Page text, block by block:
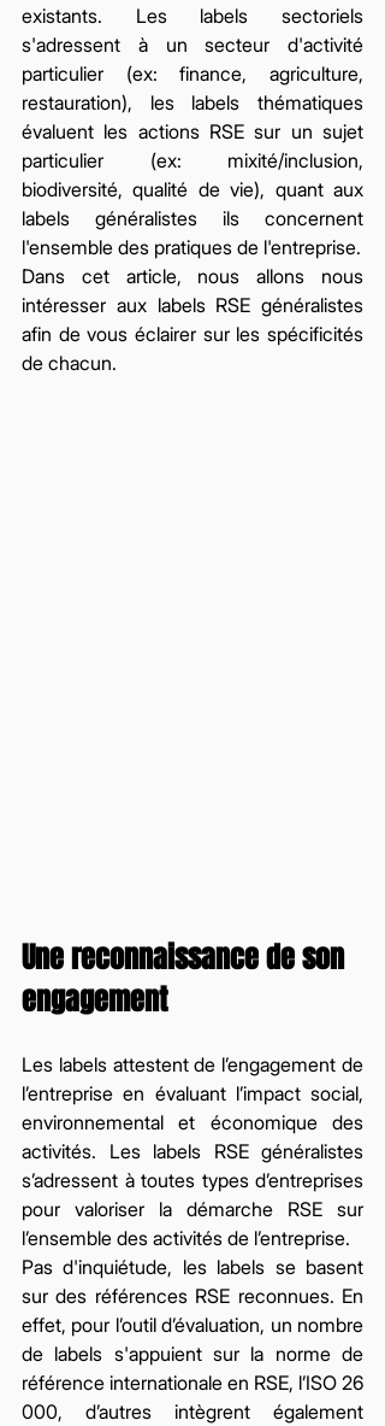
existants. Les labels sectoriels
s'adressent à un secteur d'activité
particulier (ex: finance, agriculture,
restauration), les labels thématiques
évaluent les actions RSE sur un sujet
particulier (ex: mixité/inclusion,
biodiversité, qualité de vie), quant aux
labels généralistes ils concernent
Dans cet article, nous allons nous
intéresser aux labels RSE généralistes
afin de vous éclairer sur les spécificités
de chacun.
Une reconnaissance de son
engagement
Les labels attestent de l’engagement de
l’entreprise en évaluant l’impact social,
environnemental et économique des
activités. Les labels RSE généralistes
s’adressent à toutes types d’entreprises
pour valoriser la démarche RSE sur
l’ensemble des activités de l’entreprise.
Pas d'inquiétude, les labels se basent
sur des références RSE reconnues. En
effet, pour l’outil d’évaluation, un nombre
de labels s'appuient sur la norme de
référence internationale en RSE, l’ISO 26
000, d’autres intègrent également